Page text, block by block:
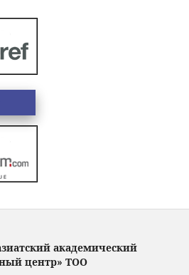
академический
центр» ТОО